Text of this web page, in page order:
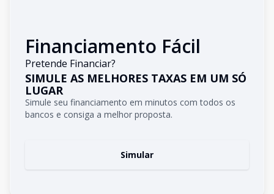
Financiamento Fácil
Pretende Financiar?
SIMULE AS MELHORES TAXAS EM UM SÓ
LUGAR
Simule seu financiamento em minutos com todos os
bancos e consiga a melhor proposta.
Simular